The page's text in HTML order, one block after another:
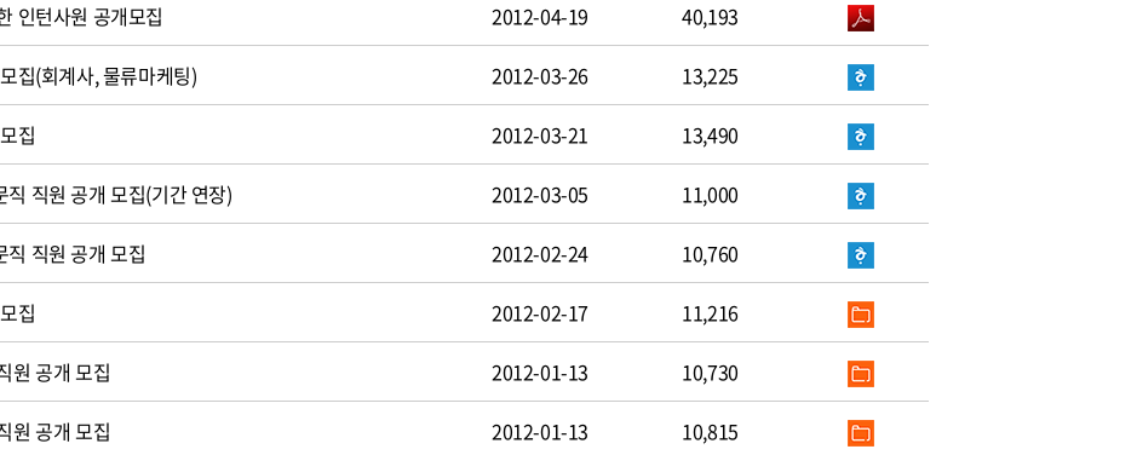
인턴사원 공개모집 2012-04-19 40,193
집(회계사, 물류마케팅) 2012-03-26 13,225
집 2012-03-21 13,490
직원 공개 모집(기간 연장) 2012-03-05 11,000
직원 공개 모집 2012-02-24 10,760
집 2012-02-17 11,216
원 공개 모집 2012-01-13 10,730
원 공개 모집 2012-01-13 10,815